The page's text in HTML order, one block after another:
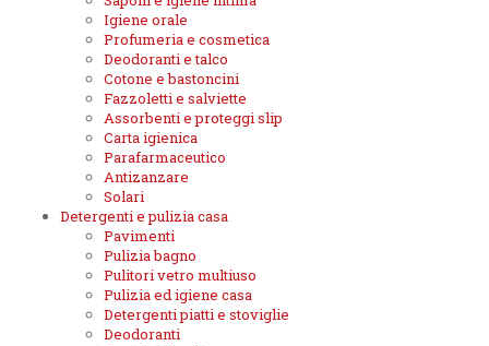
Igiene orale
Profumeria e cosmetica
Deodoranti e talco
Cotone e bastoncini
Fazzoletti e salviette
Assorbenti e proteggi slip
Carta igienica
Parafarmaceutico
Antizanzare
Solari
Detergenti e pulizia casa
Pavimenti
Pulizia bagno
Pulitori vetro multiuso
Pulizia ed igiene casa
Detergenti piatti e stoviglie
Deodoranti